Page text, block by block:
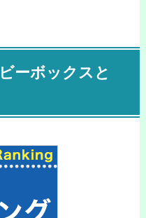
ーボックスと